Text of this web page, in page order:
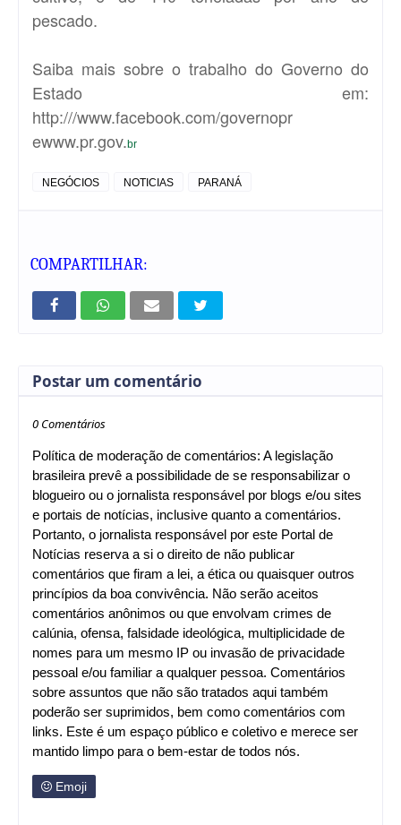
pescado.
Saiba mais sobre o trabalho do Governo do
Estado em:
http:///www.facebook.com/governopr
ewww.pr.gov.br
NEGÓCIOS NOTICIAS PARANÁ
COMPARTILHAR:
Postar um comentário
0 Comentários
Política de moderação de comentários: A legislação
brasileira prevê a possibilidade de se responsabilizar o
blogueiro ou o jornalista responsável por blogs e/ou sites
e portais de notícias, inclusive quanto a comentários.
Portanto, o jornalista responsável por este Portal de
Notícias reserva a si o direito de não publicar
comentários que firam a lei, a ética ou quaisquer outros
princípios da boa convivência. Não serão aceitos
comentários anônimos ou que envolvam crimes de
calúnia, ofensa, falsidade ideológica, multiplicidade de
nomes para um mesmo IP ou invasão de privacidade
pessoal e/ou familiar a qualquer pessoa. Comentários
sobre assuntos que não são tratados aqui também
poderão ser suprimidos, bem como comentários com
links. Este é um espaço público e coletivo e merece ser
mantido limpo para o bem-estar de todos nós.
Emoji